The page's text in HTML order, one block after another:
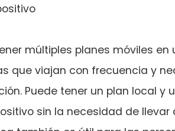
múltiples planes móviles en
que viajan con frecuencia y
Puede tener un plan local y
sin la necesidad de